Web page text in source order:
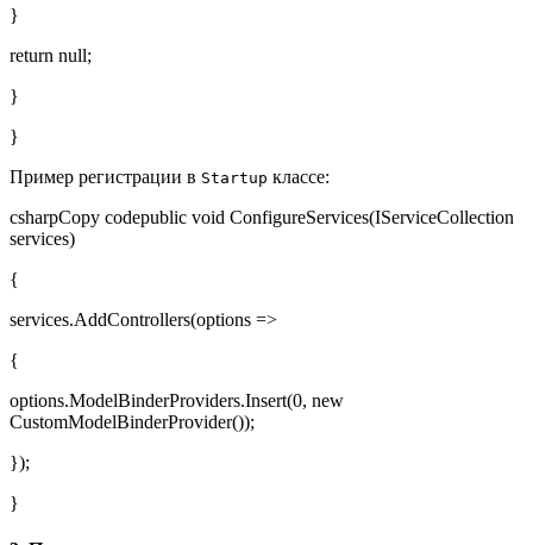
}
return null;
}
}
Пример регистрации в Startup классе:
csharpCopy codepublic void ConfigureServices(IServiceCollection
services)
{
services.AddControllers(options =>
{
options.ModelBinderProviders.Insert(0, new
CustomModelBinderProvider());
});
}